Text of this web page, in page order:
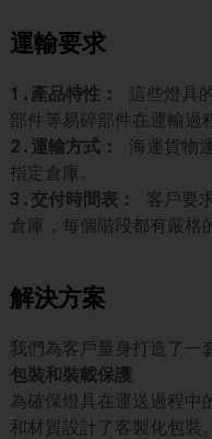
運輸要求
1.產品特性：
這些燈具
部件等易碎部件在運輸過
2.運輸方式：
海運貨物
指定倉庫。
3.交付時間表：
客戶要
倉庫，每個階段都有嚴格
解決方案
我們為客戶量身打造了一
包裝和裝載保護
為確保燈具在運送過程中
和材質設計了客製化包裝